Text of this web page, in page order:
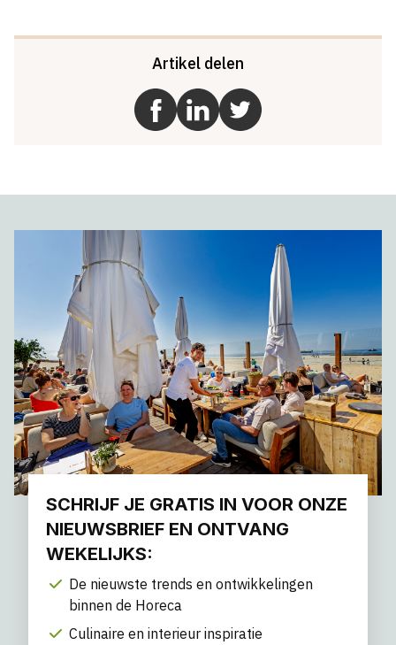
Artikel delen
SCHRIJF JE GRATIS IN VOOR ONZE
NIEUWSBRIEF EN ONTVANG
WEKELIJKS:
De nieuwste trends en ontwikkelingen
binnen de Horeca
Culinaire en interieur inspiratie